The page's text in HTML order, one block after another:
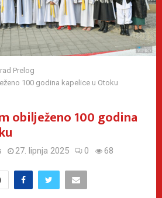
Prelog
100 godina kapelice u Otoku
obilježeno 100 godina
27. lipnja 2025 0 68